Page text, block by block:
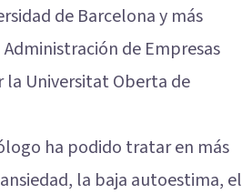
de Barcelona y más
de Empresas
Universitat Oberta de
ha podido tratar en más
la baja autoestima, el